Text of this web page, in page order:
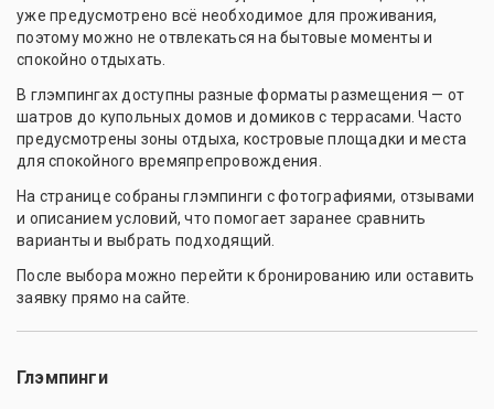
уже предусмотрено всё необходимое для проживания,
поэтому можно не отвлекаться на бытовые моменты и
спокойно отдыхать.
В глэмпингах доступны разные форматы размещения — от
шатров до купольных домов и домиков с террасами. Часто
предусмотрены зоны отдыха, костровые площадки и места
для спокойного времяпрепровождения.
На странице собраны глэмпинги с фотографиями, отзывами
и описанием условий, что помогает заранее сравнить
варианты и выбрать подходящий.
После выбора можно перейти к бронированию или оставить
заявку прямо на сайте.
Глэмпинги